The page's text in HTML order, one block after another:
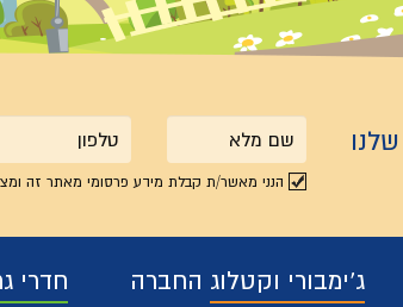
שם הנני מאשר/ת קבלת מידע פרסומי מאתר זה
ג'ימבורי וקטלוג החברה חדרי